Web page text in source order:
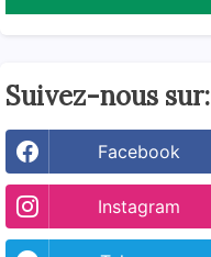
Suivez-nous sur:
Facebook
Instagram